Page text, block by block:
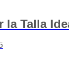
la Talla